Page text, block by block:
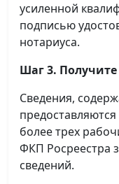
усиленной
подписью
нотариуса.
Шаг 3.
Сведения,
более трех
ФКП Росреестра
сведений.